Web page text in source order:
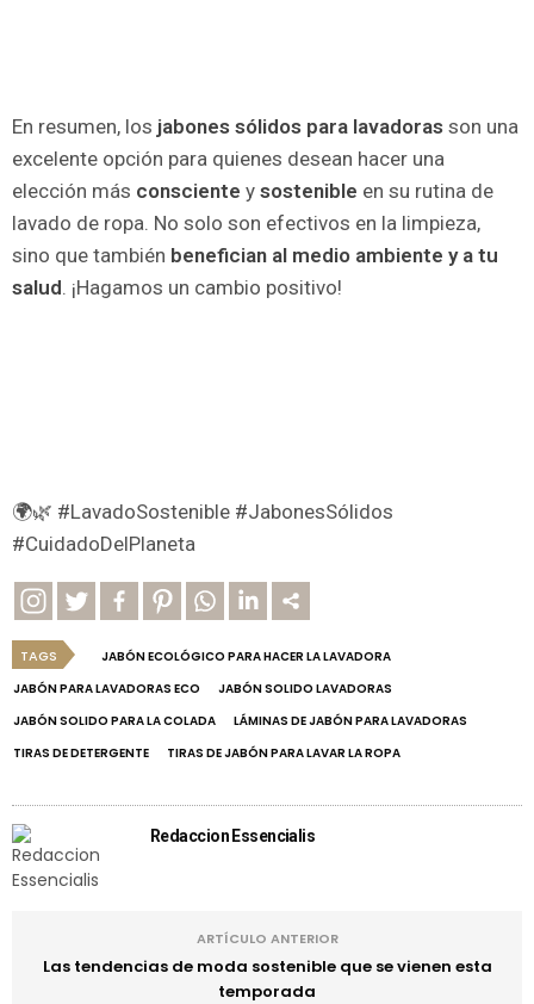
En resumen, los jabones sólidos para lavadoras son una
excelente opción para quienes desean hacer una
elección más consciente y sostenible en su rutina de
lavado de ropa. No solo son efectivos en la limpieza,
sino que también benefician al medio ambiente y a tu
salud. ¡Hagamos un cambio positivo!
🌍🌿 #LavadoSostenible #JabonesSólidos
#CuidadoDelPlaneta
TAGS
JABÓN ECOLÓGICO PARA HACER LA LAVADORA
JABÓN PARA LAVADORAS ECO
JABÓN SOLIDO LAVADORAS
JABÓN SOLIDO PARA LA COLADA
LÁMINAS DE JABÓN PARA LAVADORAS
TIRAS DE DETERGENTE
TIRAS DE JABÓN PARA LAVAR LA ROPA
Redaccion Essencialis
ARTÍCULO ANTERIOR
Las tendencias de moda sostenible que se vienen esta
temporada